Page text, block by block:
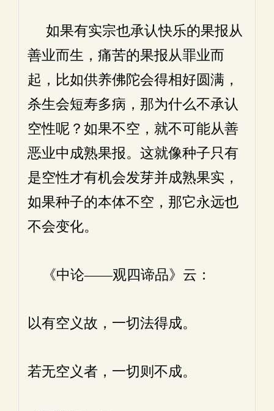
如果有实宗也承认快乐的果报从
善业而生，痛苦的果报从罪业而
起，比如供养佛陀会得相好圆满，
杀生会短寿多病，那为什么不承认
空性呢？如果不空，就不可能从善
恶业中成熟果报。这就像种子只有
是空性才有机会发芽并成熟果实，
如果种子的本体不空，那它永远也
不会变化。
《中论——观四谛品》云：
以有空义故，一切法得成。
若无空义者，一切则不成。